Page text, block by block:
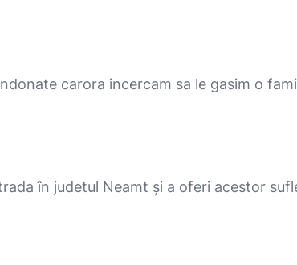
carora incercam sa le gasim o
în judetul Neamt și a oferi acestor